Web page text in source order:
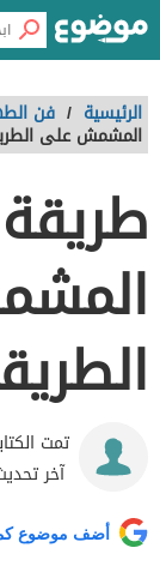
الرئيسية / فن
المشمش على
تمت
آخر
أضف موضوع